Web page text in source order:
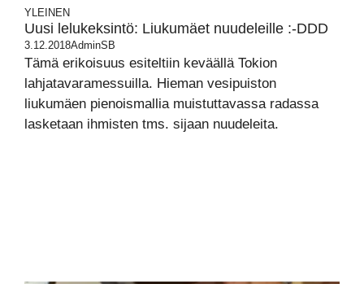
YLEINEN
Uusi lelukeksintö: Liukumäet nuudeleille :-DDD
3.12.2018AdminSB
Tämä erikoisuus esiteltiin keväällä Tokion
lahjatavaramessuilla. Hieman vesipuiston
liukumäen pienoismallia muistuttavassa radassa
lasketaan ihmisten tms. sijaan nuudeleita.